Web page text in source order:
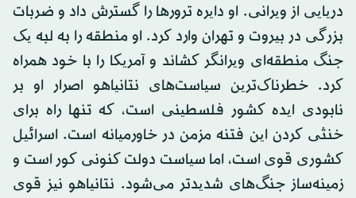
دریایی از ویرانی. او دایره ترورها را گسترش داد و ضربات
بزرگی در بیروت و تهران وارد کرد. او منطقه را به لبه یک
جنگ منطقه‌ای ویرانگر کشاند و آمریکا را با خود همراه
کرد. خطرناک‌ترین سیاست‌های نتانیاهو اصرار او بر
نابودی ایده کشور فلسطینی است، که تنها راه برای
خنثی کردن این فتنه مزمن در خاورمیانه است. اسرائیل
کشوری قوی است، اما سیاست دولت کنونی کور است و
زمینه‌ساز جنگ‌های شدیدتر می‌شود. نتانیاهو نیز قوی